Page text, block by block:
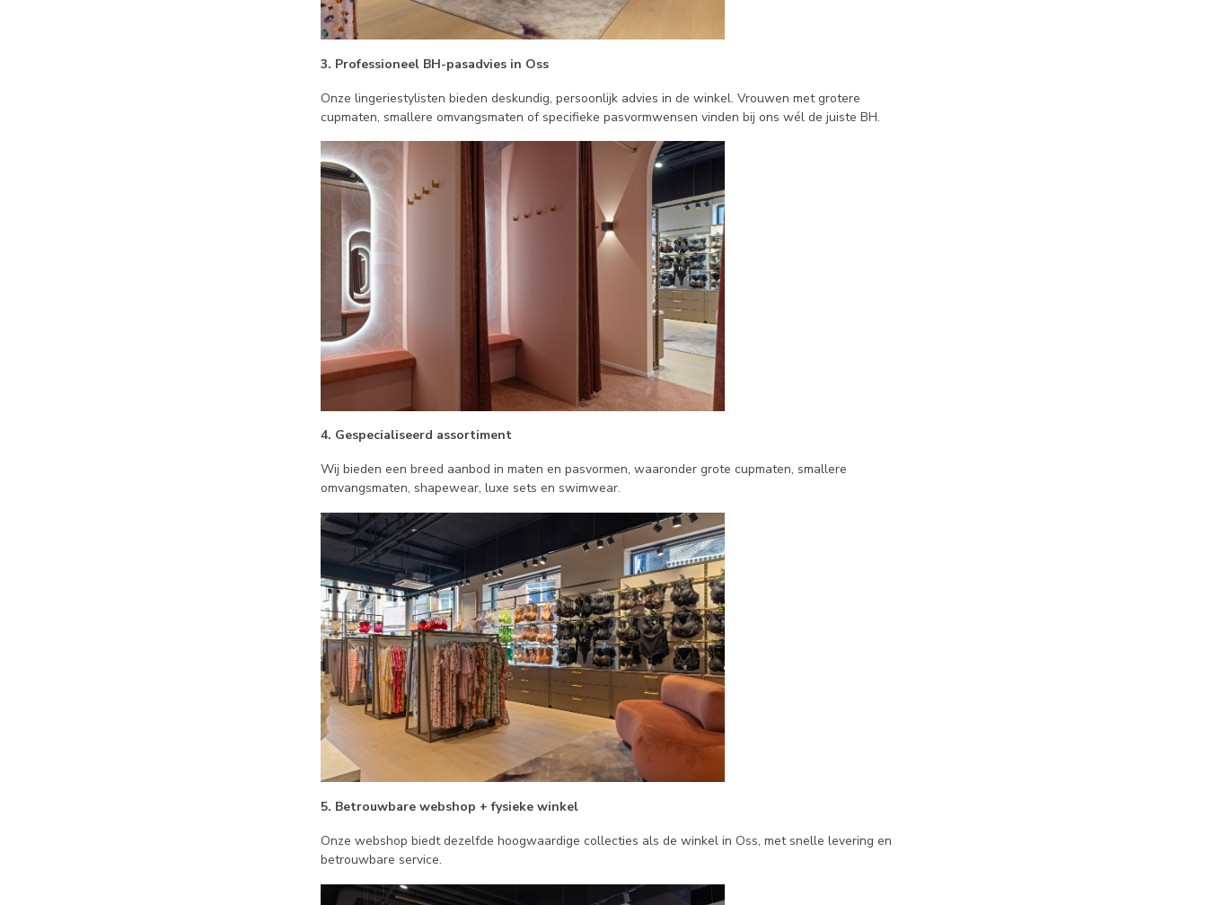
3. Professioneel BH-pasadvies in Oss
Onze lingeriestylisten bieden deskundig, persoonlijk advies in de winkel. Vrouwen met grotere
cupmaten, smallere omvangsmaten of specifieke pasvormwensen vinden bij ons wél de juiste BH.
4. Gespecialiseerd assortiment
Wij bieden een breed aanbod in maten en pasvormen, waaronder grote cupmaten, smallere
omvangsmaten, shapewear, luxe sets en swimwear.
5. Betrouwbare webshop + fysieke winkel
Onze webshop biedt dezelfde hoogwaardige collecties als de winkel in Oss, met snelle levering en
betrouwbare service.